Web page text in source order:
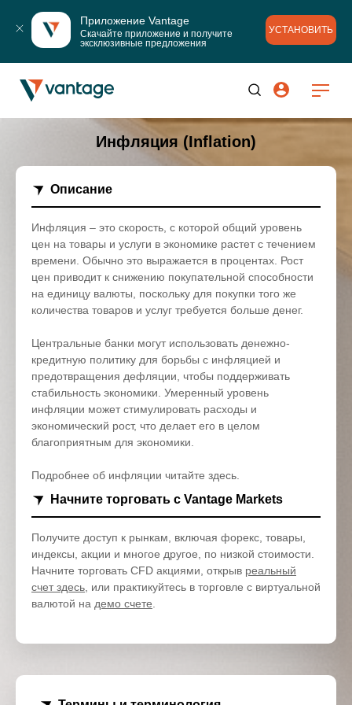
Приложение Vantage
Скачайте приложение и получите
эксклюзивные предложения
УСТАНОВИТЬ
Инфляция (Inflation)
Описание
Инфляция – это скорость, с которой общий уровень
цен на товары и услуги в экономике растет с течением
времени. Обычно это выражается в процентах. Рост
цен приводит к снижению покупательной способности
на единицу валюты, поскольку для покупки того же
количества товаров и услуг требуется больше денег.
Центральные банки могут использовать денежно-
кредитную политику для борьбы с инфляцией и
предотвращения дефляции, чтобы поддерживать
стабильность экономики. Умеренный уровень
инфляции может стимулировать расходы и
экономический рост, что делает его в целом
благоприятным для экономики.
Подробнее об инфляции читайте здесь.
Начните торговать с Vantage Markets
Получите доступ к рынкам, включая форекс, товары,
индексы, акции и многое другое, по низкой стоимости.
Начните торговать CFD акциями, открыв реальный
счет здесь , или практикуйтесь в торговле с виртуальной
валютой на демо счете